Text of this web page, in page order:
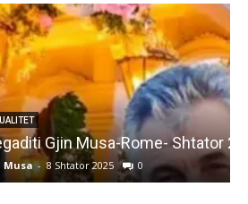
Rome- Shtator 2025
0